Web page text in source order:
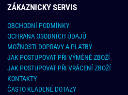
ZÁKAZNICKY SERVIS
OBCHODNÍ PODMÍNKY
OCHRANA OSOBNÍCH ÚDAJŮ
MOŽNOSTI DOPRAVY A PLATBY
JAK POSTUPOVAT PŘI VÝMĚNĚ ZBOŽÍ
JAK POSTUPOVAT PŘI VRÁCENÍ ZBOŽÍ
KONTAKTY
ČASTO KLADENÉ DOTAZY